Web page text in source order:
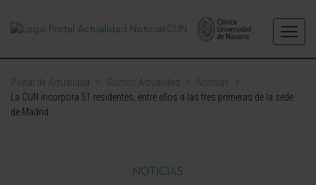
Portal de Actualidad > Somos Actualidad > Noticias
>
La CUN incorpora 51 residentes, entre ellos a las tres primeras de la sede
de Madrid
NOTICIAS